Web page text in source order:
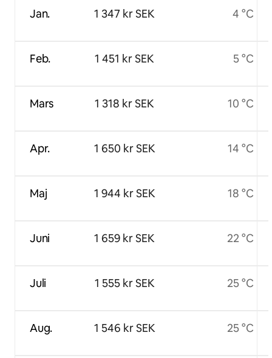
Jan.
Feb.
Mars
Apr.
Maj
Juni
Juli
Aug.
1 347 kr SEK
1 451 kr SEK
1 318 kr SEK
1 650 kr SEK
1 944 kr SEK
1 659 kr SEK
1 555 kr SEK
1 546 kr SEK
4 °C
5 °C
10 °C
14 °C
18 °C
22 °C
25 °C
25 °C